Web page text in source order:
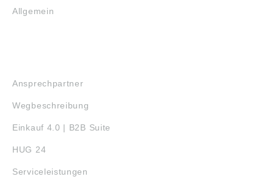
Allgemein
Ansprechpartner
Wegbeschreibung
Einkauf 4.0 | B2B Suite
HUG 24
Serviceleistungen